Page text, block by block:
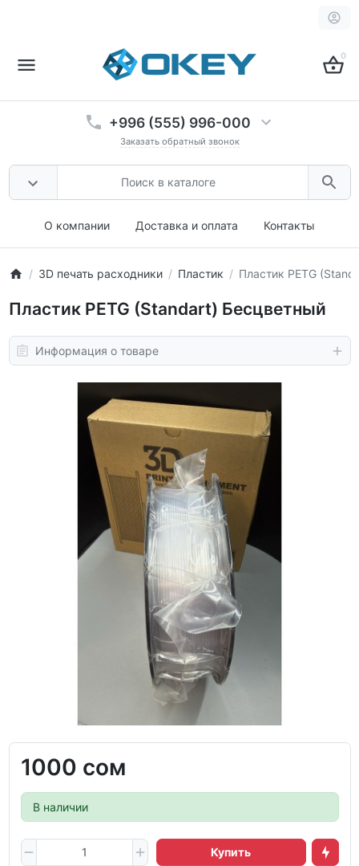
0
+996 (555) 996-000
Заказать обратный звонок
О компании Доставка и оплата Контакты
3D печать расходники Пластик Пластик PETG
Пластик PETG (Standart) Бесцветный
Информация о товаре
1000 сом
В наличии
Купить